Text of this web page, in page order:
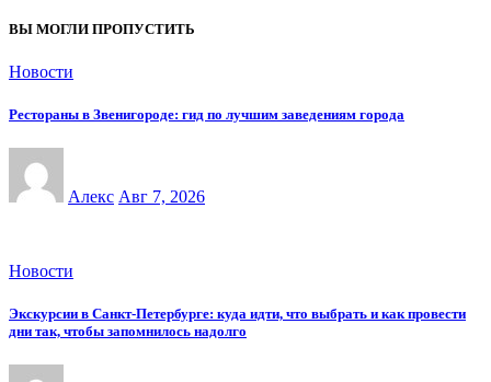
ВЫ МОГЛИ ПРОПУСТИТЬ
Новости
Рестораны в Звенигороде: гид по лучшим заведениям города
Алекс Авг 7, 2026
Новости
Экскурсии в Санкт-Петербурге: куда идти, что выбрать и как провести
дни так, чтобы запомнилось надолго